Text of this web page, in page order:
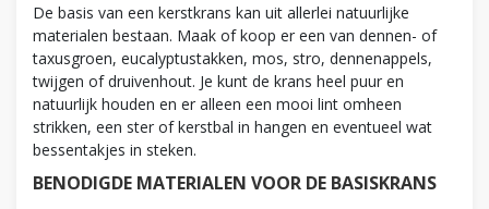
De basis van een kerstkrans kan uit allerlei natuurlijke
materialen bestaan. Maak of koop er een van dennen- of
taxusgroen, eucalyptustakken, mos, stro, dennenappels,
twijgen of druivenhout. Je kunt de krans heel puur en
natuurlijk houden en er alleen een mooi lint omheen
strikken, een ster of kerstbal in hangen en eventueel wat
bessentakjes in steken.
BENODIGDE MATERIALEN VOOR DE BASISKRANS